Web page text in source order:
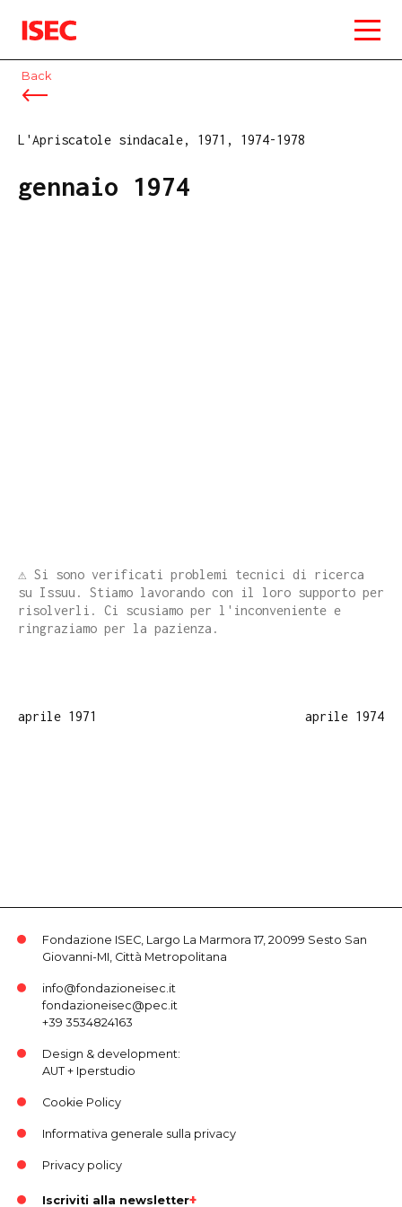
ISEC
Back
L'Apriscatole sindacale, 1971, 1974-1978
gennaio 1974
⚠️ Si sono verificati problemi tecnici di ricerca
su Issuu. Stiamo lavorando con il loro supporto per
risolverli. Ci scusiamo per l'inconveniente e
ringraziamo per la pazienza.
aprile 1971 aprile 1974
Fondazione ISEC, Largo La Marmora 17, 20099 Sesto San
Giovanni-MI, Città Metropolitana
info@fondazioneisec.it
fondazioneisec@pec.it
+39 3534824163
Design & development:
AUT+ Iperstudio
Cookie Policy
Informativa generale sulla privacy
Privacy policy
Iscriviti alla newsletter